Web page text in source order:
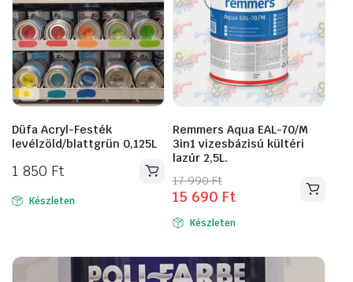
Düfa Acryl-Festék
levélzöld/blattgrün 0,125L
1 850 Ft
Készleten
Remmers Aqua EAL-70/M
3in1 vizesbázisú kültéri
lazúr 2,5L.
17 990Ft
Original
price
was:
990 Ft.
15 690 Ft
Current
price
is:
690 Ft.
Ennek
a
több
variációja
Készleten